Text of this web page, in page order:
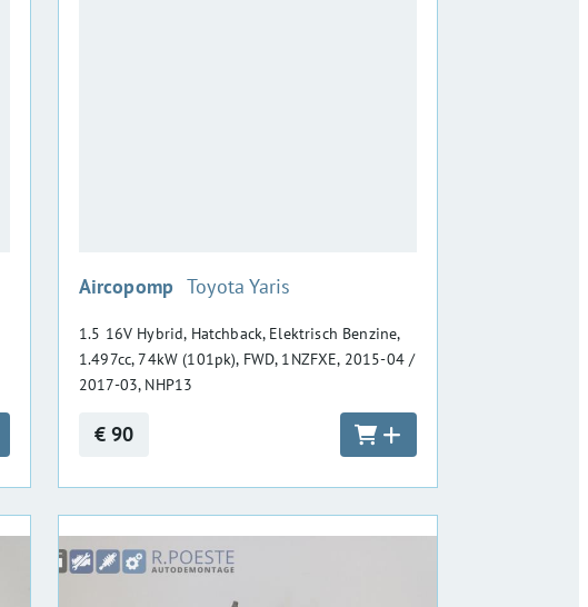
Aircopomp :Toyota Yaris
1.5 16V Hybrid, Hatchback, Elektrisch Benzine,
1.497cc, 74kW (101pk), FWD, 1NZFXE, 2015-04 /
2017-03, NHP13
€ 90